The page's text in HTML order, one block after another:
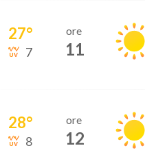
27°
7
ore
11
28°
8
ore
12